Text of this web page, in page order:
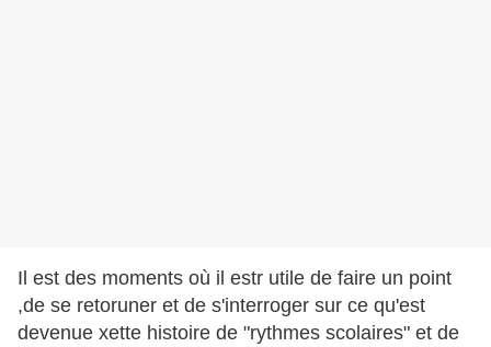
Il est des moments où il estr utile de faire un point
,de se retoruner et de s'interroger sur ce qu'est
devenue xette histoire de "rythmes scolaires" et de